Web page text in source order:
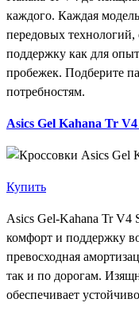
каждого. Каждая
передовых
поддержку как для
пробежек. Подберите
потребностям.
Asics Gel Kahana Tr
Купить
Asics Gel-Kahana Tr V4
комфорт и поддержку
превосходная
так и по дорогам.
обеспечивает